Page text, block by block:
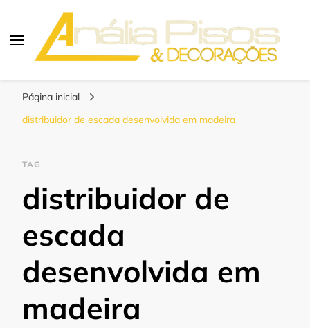
Página inicial
distribuidor de escada desenvolvida em madeira
TAG
distribuidor de
escada
desenvolvida em
madeira